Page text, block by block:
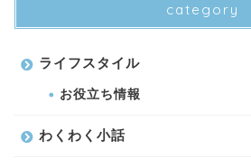
category
ライフスタイル
お役立ち情報
わくわく小話